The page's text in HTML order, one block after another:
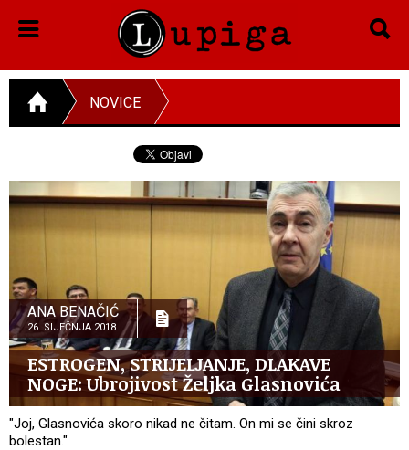
NOVICE
ANA BENAČIĆ
26. SIJEČNJA 2018.
ESTROGEN, STRIJELJANJE, DLAKAVE
NOGE: Ubrojivost Željka Glasnovića
"Joj, Glasnovića skoro nikad ne čitam. On mi se čini skroz
bolestan."